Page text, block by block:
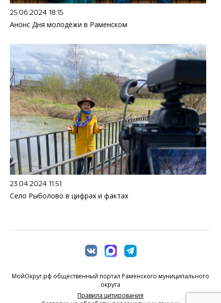
25.06.2024 18:15
Анонс Дня молодёжи в Раменском
23.04.2024 11:51
Село Рыболово в цифрах и фактах
МойОкруг.рф общественный портал Раменского муниципального
округа
Правила цитирования